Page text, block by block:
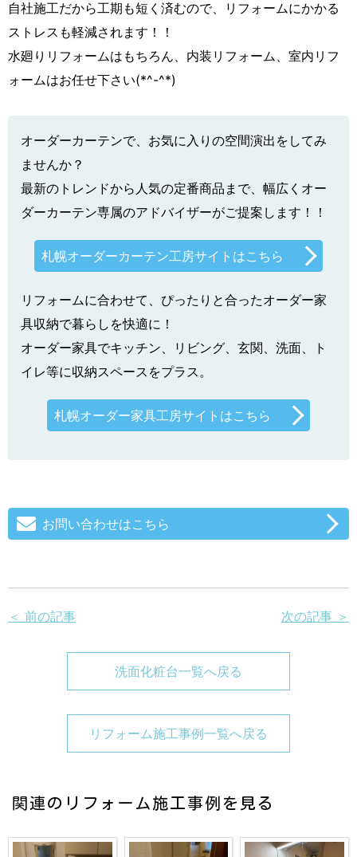
自社施工だから工期も短く済むので、リフォームにかかる
ストレスも軽減されます！！
水廻りリフォームはもちろん、内装リフォーム、室内リフ
ォームはお任せ下さい(*^-^*)
オーダーカーテンで、お気に入りの空間演出をしてみ
ませんか？
最新のトレンドから人気の定番商品まで、幅広くオー
ダーカーテン専属のアドバイザーがご提案します！！
札幌オーダーカーテン工房サイトはこちら
リフォームに合わせて、ぴったりと合ったオーダー家
具収納で暮らしを快適に！
オーダー家具でキッチン、リビング、玄関、洗面、ト
イレ等に収納スペースをプラス。
札幌オーダー家具工房サイトはこちら
お問い合わせはこちら
＜ 前の記事 次の記事 ＞
洗面化粧台一覧へ戻る
リフォーム施工事例一覧へ戻る
関連のリフォーム施工事例を見る